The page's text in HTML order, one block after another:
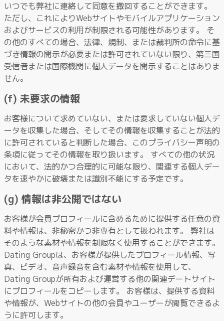
いつでも弊社に連絡して同意を撤回することができます。
ただし、これによりWebサイトやモバイルアプリケーション
およびサービスの利用が制限される可能性があります。 そ
の他のすべての場合、法律、規制、または裁判所の命令に基
づき情報の開示が必要または許可されていない限り、第三国
受信者または国際機関に個人データを開示することはありま
せん。
(f) 未要求の情報
お客様について求めていない、または要求していない個人デ
ータを収集した場合、そしてその情報を収集することが法的
に許可されていると判断した場合、このプライバシー声明の
条項に従ってその情報を取り扱います。 すべての他の状況
において、法的かつ合理的に可能な限り、関連する個人デー
タを速やかに破壊または識別不能にする予定です。
(g) 情報は非公開ではない
お客様が会員プロフィールに含めるために提供する任意の資
料や情報は、非秘密かつ非専有として扱われます。 弊社は
そのような素材や情報を制限なく使用することができます。
Dating Groupは、お客様が提供したプロフィール情報、写
真、ビデオ、音声録音を含む素材や情報を使用して、
Dating Groupが所有および運営する他の関連デートサイト
にプロフィールをコピーします。 お客様は、提供する資料
や情報が、Webサイトの他の会員やユーザーが閲覧できるよ
うに許可します。